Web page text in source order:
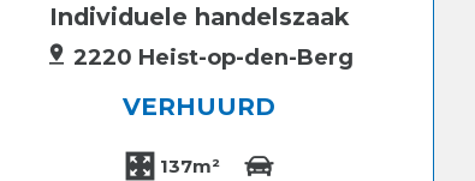
Individuele handelszaak
2220 Heist-op-den-Berg
VERHUURD
137m²